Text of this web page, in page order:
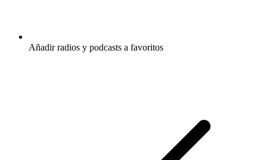
Añadir radios y podcasts a favoritos